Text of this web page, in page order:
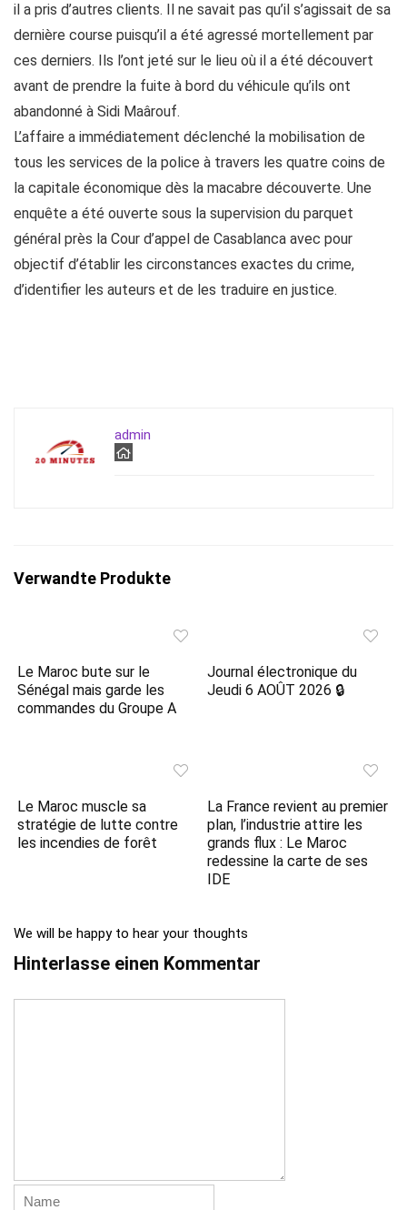
il a pris d’autres clients. Il ne savait pas qu’il s’agissait de sa
dernière course puisqu’il a été agressé mortellement par
ces derniers. Ils l’ont jeté sur le lieu où il a été découvert
avant de prendre la fuite à bord du véhicule qu’ils ont
abandonné à Sidi Maârouf.
L’affaire a immédiatement déclenché la mobilisation de
tous les services de la police à travers les quatre coins de
la capitale économique dès la macabre découverte. Une
enquête a été ouverte sous la supervision du parquet
général près la Cour d’appel de Casablanca avec pour
objectif d’établir les circonstances exactes du crime,
d’identifier les auteurs et de les traduire en justice.
admin
Verwandte Produkte
Le Maroc bute sur le
Sénégal mais garde les
commandes du Groupe A
Journal électronique du
Jeudi 6 AOÛT 2026 🔒
Le Maroc muscle sa
stratégie de lutte contre
les incendies de forêt
La France revient au premier
plan, l’industrie attire les
grands flux : Le Maroc
redessine la carte de ses
IDE
We will be happy to hear your thoughts
Hinterlasse einen Kommentar